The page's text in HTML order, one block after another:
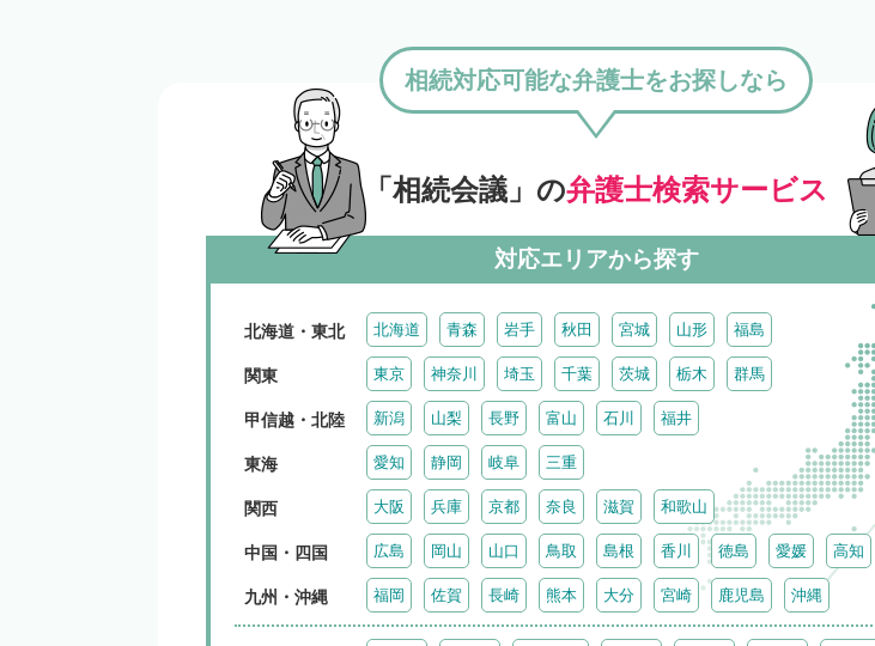
「相続会議」の弁護士検索サービス
相続対応可能な弁護士をお探しなら
対応エリアから探す
北海道・東北 北海道 青森 岩手 秋田 宮城 山形 福島
関東 東京 神奈川 埼玉 千葉 茨城 栃木 群馬
甲信越・北陸 新潟 山梨 長野 富山 石川 福井
東海 愛知 静岡 岐阜 三重
関西 大阪 兵庫 京都 奈良 滋賀 和歌山
中国・四国 広島 岡山 山口 鳥取 島根 香川 徳島 愛媛 高知
九州・沖縄 福岡 佐賀 長崎 熊本 大分 宮崎 鹿児島 沖縄